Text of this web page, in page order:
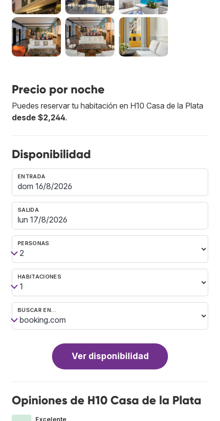
Precio por noche
Puedes reservar tu habitación en H10 Casa de la Plata
desde $2,244.
Disponibilidad
ENTRADA
SALIDA
PERSONAS
HABITACIONES
BUSCAR EN…
Ver disponibilidad
Opiniones de H10 Casa de la Plata
Excelente